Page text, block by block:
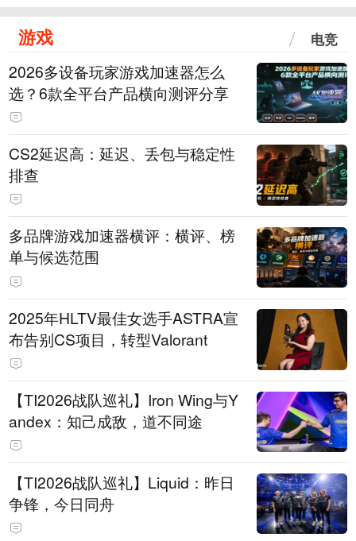
游戏 电竞
2026多设备玩家游戏加速器怎么
选？6款全平台产品横向测评分享
CS2延迟高：延迟、丢包与稳定性
排查
多品牌游戏加速器横评：横评、榜
单与候选范围
2025年HLTV最佳女选手ASTRA宣
布告别CS项目，转型Valorant
【TI2026战队巡礼】Iron Wing与Y
andex：知己成敌，道不同途
【TI2026战队巡礼】Liquid：昨日
争锋，今日同舟